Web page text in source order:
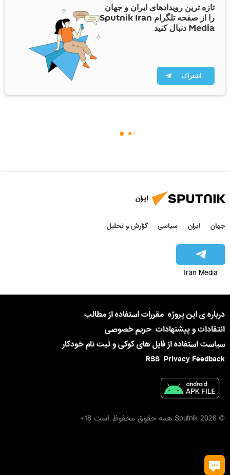
تازه ترین رویدادهای ایران و جهان
را از صفحه تلگرام Sputnik Iran
Media دنبال کنید
اشتراک
ایران
جهان ایران سیاسی گزارش و تحلیل
Iran Media
درباره ی این پروژه مقررات استفاده از مطالب
انتقادات و پیشنهادات حریم خصوصی
سیاست استفاده از فایل های کوکی و ثبت نام خودکار
Privacy Feedback
RSS
© 2026 Sputnik همه حقوق محفوظ است 18+